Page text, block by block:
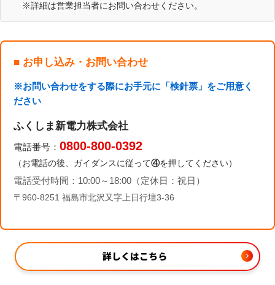
※詳細は営業担当者にお問い合わせください。
■ お申し込み・お問い合わせ
※お問い合わせをする際にお手元に「検針票」をご用意く
ださい
ふくしま新電力株式会社
電話番号： 0800-800-0392
（お電話の後、ガイダンスに従って④を押してください）
電話受付時間：10:00～18:00（定休日：祝日）
〒960-8251 福島市北沢又字上日行壇3-36
詳しくはこちら